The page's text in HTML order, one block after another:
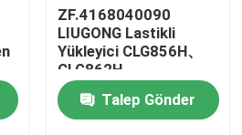
ZF.4168040090
LIUGONG Lastikli
Yükleyici CLG856H、
CLG862H、
CLG870H、CLG886H
Şanzıman 4WG200、
4WG210、4BP230
Talep Gönder